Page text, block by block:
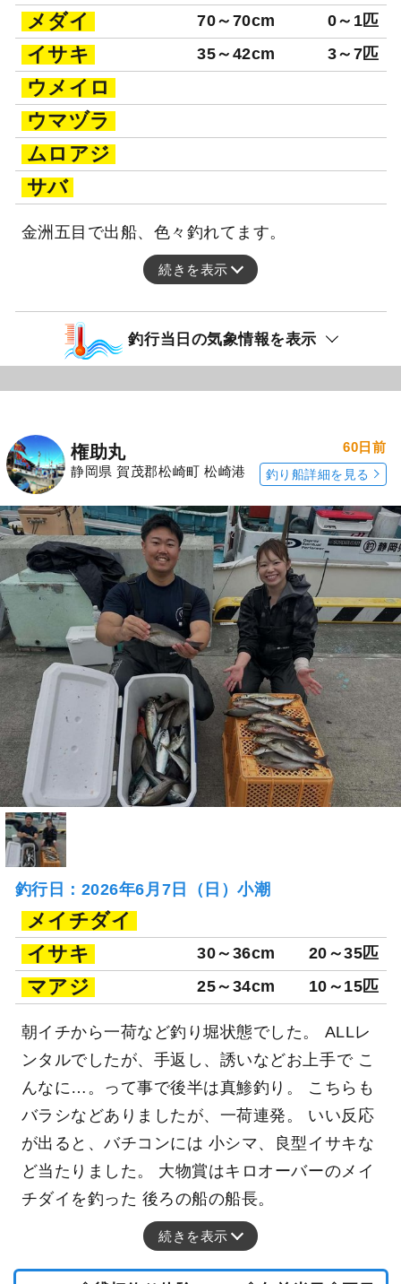
メダイ 70～70cm 0～1匹
イサキ 35～42cm 3～7匹
ウメイロ
ウマヅラ
ムロアジ
サバ
金洲五目で出船、色々釣れてます。
続きを表示
釣行当日の気象情報を表示
権助丸
静岡県 賀茂郡松崎町 松崎港
60日前
釣り船詳細を見る
釣行日：2026年6月7日（日）小潮
メイチダイ
イサキ
30～36cm 20～35匹
マアジ 25～34cm 10～15匹
朝イチから一荷など釣り堀状態でした。 ALLレ
ンタルでしたが、手返し、誘いなどお上手で こ
んなに…。って事で後半は真鯵釣り。 こちらも
バラシなどありましたが、一荷連発。 いい反応
が出ると、バチコンには 小シマ、良型イサキな
ど当たりました。 大物賞はキロオーバーのメイ
チダイを釣った 後ろの船の船長。
続きを表示